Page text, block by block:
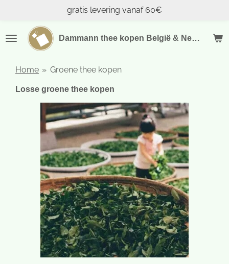
naar
Dammann thee kopen België & Nederland
gratis levering vanaf 60€
Home » Groene thee kopen
Losse groene thee kopen